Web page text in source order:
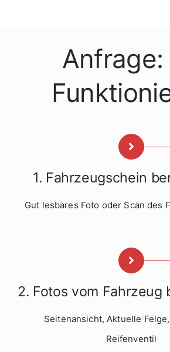
Anfrage:
1. Fahrzeugschein
Gut lesbares Foto oder Scan des
2. Fotos vom Fahrzeug
Seitenansicht, Aktuelle
Reifenventil